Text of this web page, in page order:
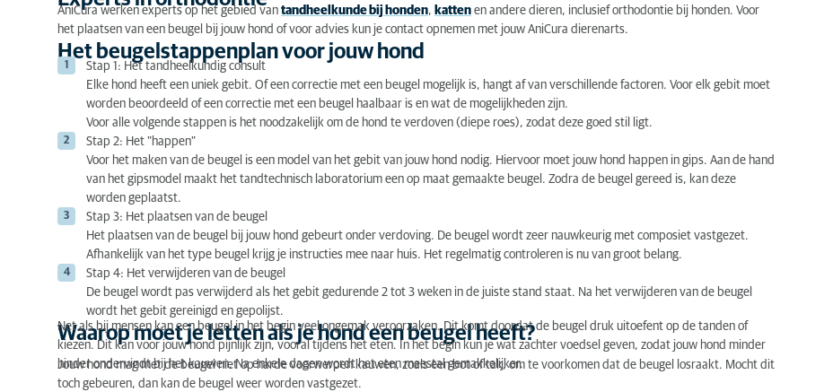
AniCura werken experts op het gebied van tandheelkunde bij honden, katten en andere dieren, inclusief orthodontie bij honden. Voor
het plaatsen van een beugel bij jouw hond of voor advies kun je contact opnemen met jouw AniCura dierenarts.
Het beugelstappenplan voor jouw hond
Stap 1: Het tandheelkundig consult
Elke hond heeft een uniek gebit. Of een correctie met een beugel mogelijk is, hangt af van verschillende factoren. Voor elk gebit moet
worden beoordeeld of een correctie met een beugel haalbaar is en wat de mogelijkheden zijn.
Voor alle volgende stappen is het noodzakelijk om de hond te verdoven (diepe roes), zodat deze goed stil ligt.
Stap 2: Het "happen"
Voor het maken van de beugel is een model van het gebit van jouw hond nodig. Hiervoor moet jouw hond happen in gips. Aan de hand
van het gipsmodel maakt het tandtechnisch laboratorium een op maat gemaakte beugel. Zodra de beugel gereed is, kan deze
worden geplaatst.
Stap 3: Het plaatsen van de beugel
Het plaatsen van de beugel bij jouw hond gebeurt onder verdoving. De beugel wordt zeer nauwkeurig met composiet vastgezet.
Afhankelijk van het type beugel krijg je instructies mee naar huis. Het regelmatig controleren is nu van groot belang.
Stap 4: Het verwijderen van de beugel
De beugel wordt pas verwijderd als het gebit gedurende 2 tot 3 weken in de juiste stand staat. Na het verwijderen van de beugel
wordt het gebit gereinigd en gepolijst.
Waarop moet je letten als je hond een beugel heeft?
Net als bij mensen kan een beugel in het begin veel ongemak veroorzaken. Dit komt doordat de beugel druk uitoefent op de tanden of
kiezen. Dit kan voor jouw hond pijnlijk zijn, vooral tijdens het eten. In het begin kun je wat zachter voedsel geven, zodat jouw hond minder
hinder ondervindt bij het kauwen. Na enkele dagen wordt het eten meestal gemakkelijker.
Jouw hond mag met de beugel niet op harde voorwerpen kauwen, zoals een bot of tak, om te voorkomen dat de beugel losraakt. Mocht dit
toch gebeuren, dan kan de beugel weer worden vastgezet.